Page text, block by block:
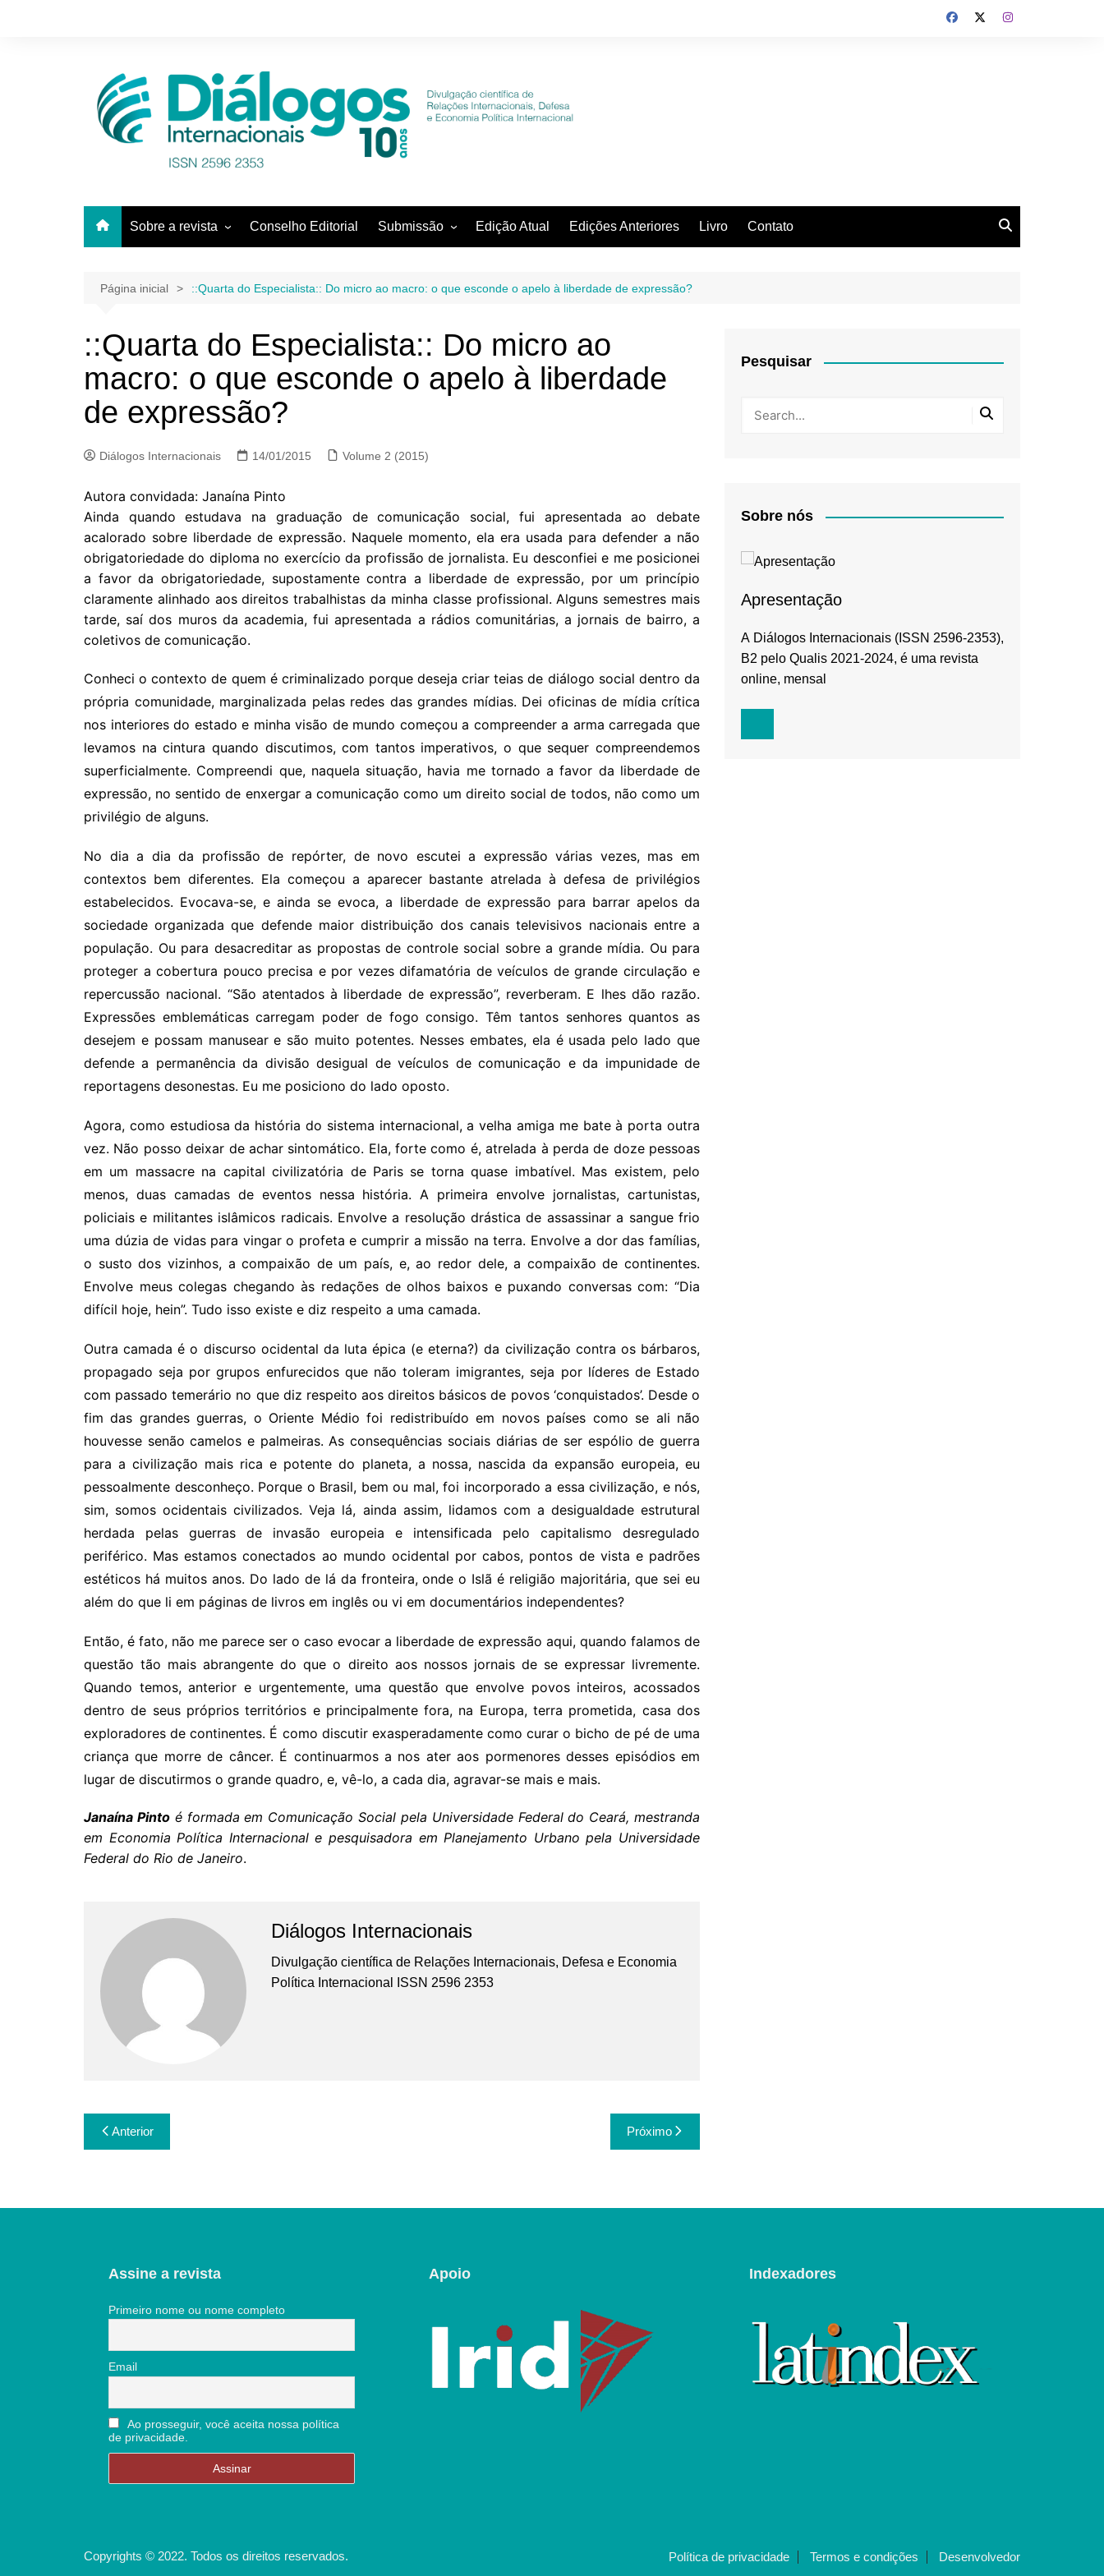
Sobre a revista
Pareceristas
Conselho Editorial Submissão
Declaração de Direito autoral
Submissão online
Edição Atual Edições Anteriores Livro Contato
Página inicial ::Quarta do Especialista:: Do micro ao macro: o que esconde o apelo à liberdade de expressão?
::Quarta do Especialista:: Do micro ao
macro: o que esconde o apelo à liberdade
de expressão?
Diálogos Internacionais 14/01/2015 Volume 2 (2015)
Autora convidada: Janaína Pinto
Ainda quando estudava na graduação de comunicação social, fui apresentada ao debate
acalorado sobre liberdade de expressão. Naquele momento, ela era usada para defender a não
obrigatoriedade do diploma no exercício da profissão de jornalista. Eu desconfiei e me posicionei
a favor da obrigatoriedade, supostamente contra a liberdade de expressão, por um princípio
claramente alinhado aos direitos trabalhistas da minha classe profissional. Alguns semestres mais
tarde, saí dos muros da academia, fui apresentada a rádios comunitárias, a jornais de bairro, a
coletivos de comunicação.
Conheci o contexto de quem é criminalizado porque deseja criar teias de diálogo social dentro da
própria comunidade, marginalizada pelas redes das grandes mídias. Dei oficinas de mídia crítica
nos interiores do estado e minha visão de mundo começou a compreender a arma carregada que
levamos na cintura quando discutimos, com tantos imperativos, o que sequer compreendemos
superficialmente. Compreendi que, naquela situação, havia me tornado a favor da liberdade de
expressão, no sentido de enxergar a comunicação como um direito social de todos, não como um
privilégio de alguns.
No dia a dia da profissão de repórter, de novo escutei a expressão várias vezes, mas em
contextos bem diferentes. Ela começou a aparecer bastante atrelada à defesa de privilégios
estabelecidos. Evocava-se, e ainda se evoca, a liberdade de expressão para barrar apelos da
sociedade organizada que defende maior distribuição dos canais televisivos nacionais entre a
população. Ou para desacreditar as propostas de controle social sobre a grande mídia. Ou para
proteger a cobertura pouco precisa e por vezes difamatória de veículos de grande circulação e
repercussão nacional. “São atentados à liberdade de expressão”, reverberam. E lhes dão razão.
Expressões emblemáticas carregam poder de fogo consigo. Têm tantos senhores quantos as
desejem e possam manusear e são muito potentes. Nesses embates, ela é usada pelo lado que
defende a permanência da divisão desigual de veículos de comunicação e da impunidade de
reportagens desonestas. Eu me posiciono do lado oposto.
Agora, como estudiosa da história do sistema internacional, a velha amiga me bate à porta outra
vez. Não posso deixar de achar sintomático. Ela, forte como é, atrelada à perda de doze pessoas
em um massacre na capital civilizatória de Paris se torna quase imbatível. Mas existem, pelo
menos, duas camadas de eventos nessa história. A primeira envolve jornalistas, cartunistas,
policiais e militantes islâmicos radicais. Envolve a resolução drástica de assassinar a sangue frio
uma dúzia de vidas para vingar o profeta e cumprir a missão na terra. Envolve a dor das famílias,
o susto dos vizinhos, a compaixão de um país, e, ao redor dele, a compaixão de continentes.
Envolve meus colegas chegando às redações de olhos baixos e puxando conversas com: “Dia
difícil hoje, hein”. Tudo isso existe e diz respeito a uma camada.
Outra camada é o discurso ocidental da luta épica (e eterna?) da civilização contra os bárbaros,
propagado seja por grupos enfurecidos que não toleram imigrantes, seja por líderes de Estado
com passado temerário no que diz respeito aos direitos básicos de povos ‘conquistados’. Desde o
fim das grandes guerras, o Oriente Médio foi redistribuído em novos países como se ali não
houvesse senão camelos e palmeiras. As consequências sociais diárias de ser espólio de guerra
para a civilização mais rica e potente do planeta, a nossa, nascida da expansão europeia, eu
pessoalmente desconheço. Porque o Brasil, bem ou mal, foi incorporado a essa civilização, e nós,
sim, somos ocidentais civilizados. Veja lá, ainda assim, lidamos com a desigualdade estrutural
herdada pelas guerras de invasão europeia e intensificada pelo capitalismo desregulado
periférico. Mas estamos conectados ao mundo ocidental por cabos, pontos de vista e padrões
estéticos há muitos anos. Do lado de lá da fronteira, onde o Islã é religião majoritária, que sei eu
além do que li em páginas de livros em inglês ou vi em documentários independentes?
Então, é fato, não me parece ser o caso evocar a liberdade de expressão aqui, quando falamos de
questão tão mais abrangente do que o direito aos nossos jornais de se expressar livremente.
Quando temos, anterior e urgentemente, uma questão que envolve povos inteiros, acossados
dentro de seus próprios territórios e principalmente fora, na Europa, terra prometida, casa dos
exploradores de continentes. É como discutir exasperadamente como curar o bicho de pé de uma
criança que morre de câncer. É continuarmos a nos ater aos pormenores desses episódios em
lugar de discutirmos o grande quadro, e, vê-lo, a cada dia, agravar-se mais e mais.
Janaína Pintoé formada em Comunicação Social pela Universidade Federal do Ceará, mestranda
em Economia Política Internacional e pesquisadora em Planejamento Urbano pela Universidade
Federal do Rio de Janeiro.
Diálogos Internacionais
Divulgação científica de Relações Internacionais, Defesa e Economia
Política Internacional ISSN 2596 2353
Navegação
de
Anterior Próximo
Pesquisar
Sobre nós
Apresentação
A Diálogos Internacionais (ISSN 2596-2353),
B2 pelo Qualis 2021-2024, é uma revista
online, mensal
Assine a revista
Primeiro nome ou nome completo
Email
Ao prosseguir, você aceita nossa política
de privacidade.
Apoio Indexadores
Copyrights © 2022. Todos os direitos reservados. Política de privacidade Termos e condições Desenvolvedor